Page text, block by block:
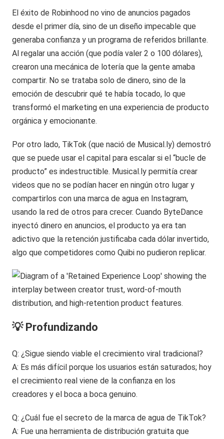
El éxito de Robinhood no vino de anuncios pagados
desde el primer día, sino de un diseño impecable que
generaba confianza y un programa de referidos brillante.
Al regalar una acción (que podía valer 2 o 100 dólares),
crearon una mecánica de lotería que la gente amaba
compartir. No se trataba solo de dinero, sino de la
emoción de descubrir qué te había tocado, lo que
transformó el marketing en una experiencia de producto
orgánica y emocionante.
Por otro lado, TikTok (que nació de Musical.ly) demostró
que se puede usar el capital para escalar si el “bucle de
producto” es indestructible. Musical.ly permitía crear
videos que no se podían hacer en ningún otro lugar y
compartirlos con una marca de agua en Instagram,
usando la red de otros para crecer. Cuando ByteDance
inyectó dinero en anuncios, el producto ya era tan
adictivo que la retención justificaba cada dólar invertido,
algo que competidores como Quibi no pudieron replicar.
💡 Profundizando
Q: ¿Sigue siendo viable el crecimiento viral tradicional?
A: Es más difícil porque los usuarios están saturados; hoy
el crecimiento real viene de la confianza en los
creadores y el boca a boca genuino.
Q: ¿Cuál fue el secreto de la marca de agua de TikTok?
A: Fue una herramienta de distribución gratuita que